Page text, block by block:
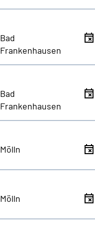
Bad
Frankenhausen
Bad
Frankenhausen
Mölln
Mölln